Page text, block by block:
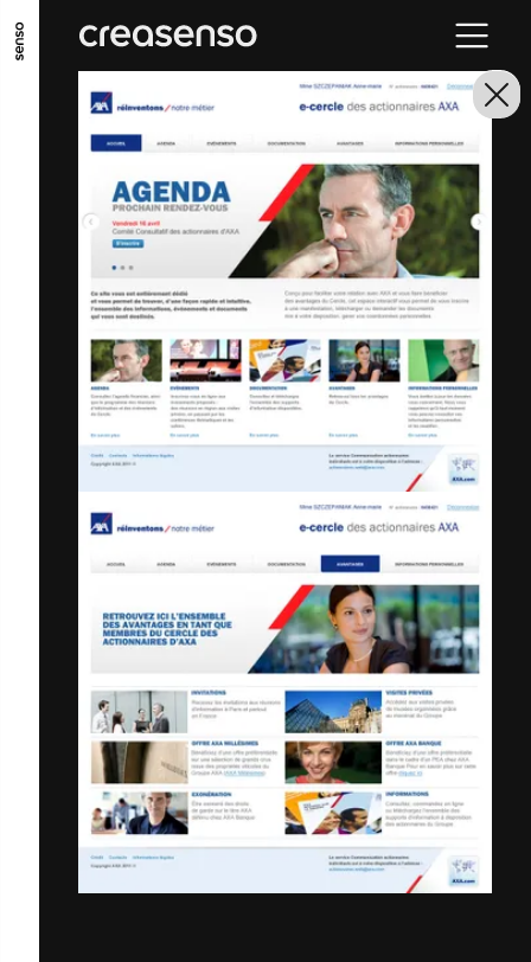
GO TO MAIN CONTENT GO TO MAIN MENU